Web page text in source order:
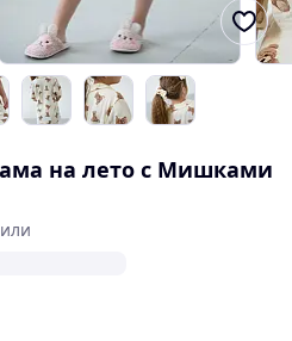
на лето с Мишками